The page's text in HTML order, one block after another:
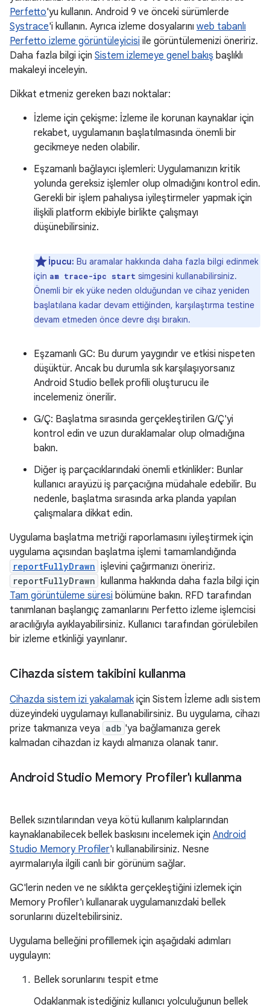
Perfetto'yu kullanın. Android 9 ve önceki sürümlerde
Systrace'i kullanın. Ayrıca izleme dosyalarını web tabanlı
Perfetto izleme görüntüleyicisi ile görüntülemenizi öneririz.
Daha fazla bilgi için Sistem izlemeye genel bakış başlıklı
makaleyi inceleyin.
Dikkat etmeniz gereken bazı noktalar:
İzleme için çekişme: İzleme ile korunan kaynaklar için
rekabet, uygulamanın başlatılmasında önemli bir
gecikmeye neden olabilir.
Eşzamanlı bağlayıcı işlemleri: Uygulamanızın kritik
yolunda gereksiz işlemler olup olmadığını kontrol edin.
Gerekli bir işlem pahalıysa iyileştirmeler yapmak için
ilişkili platform ekibiyle birlikte çalışmayı
düşünebilirsiniz.
İpucu: Bu aramalar hakkında daha fazla bilgi edinmek
için am trace-ipc start simgesini kullanabilirsiniz.
Önemli bir ek yüke neden olduğundan ve cihaz yeniden
başlatılana kadar devam ettiğinden, karşılaştırma testine
devam etmeden önce devre dışı bırakın.
Eşzamanlı GC: Bu durum yaygındır ve etkisi nispeten
düşüktür. Ancak bu durumla sık karşılaşıyorsanız
Android Studio bellek profili oluşturucu ile
incelemeniz önerilir.
G/Ç: Başlatma sırasında gerçekleştirilen G/Ç'yi
kontrol edin ve uzun duraklamalar olup olmadığına
bakın.
Diğer iş parçacıklarındaki önemli etkinlikler: Bunlar
kullanıcı arayüzü iş parçacığına müdahale edebilir. Bu
nedenle, başlatma sırasında arka planda yapılan
çalışmalara dikkat edin.
Uygulama başlatma metriği raporlamasını iyileştirmek için
uygulama açısından başlatma işlemi tamamlandığında
reportFullyDrawn işlevini çağırmanızı öneririz.
reportFullyDrawn kullanma hakkında daha fazla bilgi için
Tam görüntüleme süresi bölümüne bakın. RFD tarafından
tanımlanan başlangıç zamanlarını Perfetto izleme işlemcisi
aracılığıyla ayıklayabilirsiniz. Kullanıcı tarafından görülebilen
bir izleme etkinliği yayınlanır.
Cihazda sistem takibini kullanma
Cihazda sistem izi yakalamakiçin Sistem İzleme adlı sistem
düzeyindeki uygulamayı kullanabilirsiniz. Bu uygulama, cihazı
prize takmanıza veya adb 'ya bağlamanıza gerek
kalmadan cihazdan iz kaydı almanıza olanak tanır.
Android Studio Memory Profiler'ı kullanma
Bellek sızıntılarından veya kötü kullanım kalıplarından
kaynaklanabilecek bellek baskısını incelemek için Android
Studio Memory Profiler'ı kullanabilirsiniz. Nesne
ayırmalarıyla ilgili canlı bir görünüm sağlar.
GC'lerin neden ve ne sıklıkta gerçekleştiğini izlemek için
Memory Profiler'ı kullanarak uygulamanızdaki bellek
sorunlarını düzeltebilirsiniz.
Uygulama belleğini profillemek için aşağıdaki adımları
uygulayın:
Bellek sorunlarını tespit etme
Odaklanmak istediğiniz kullanıcı yolculuğunun bellek